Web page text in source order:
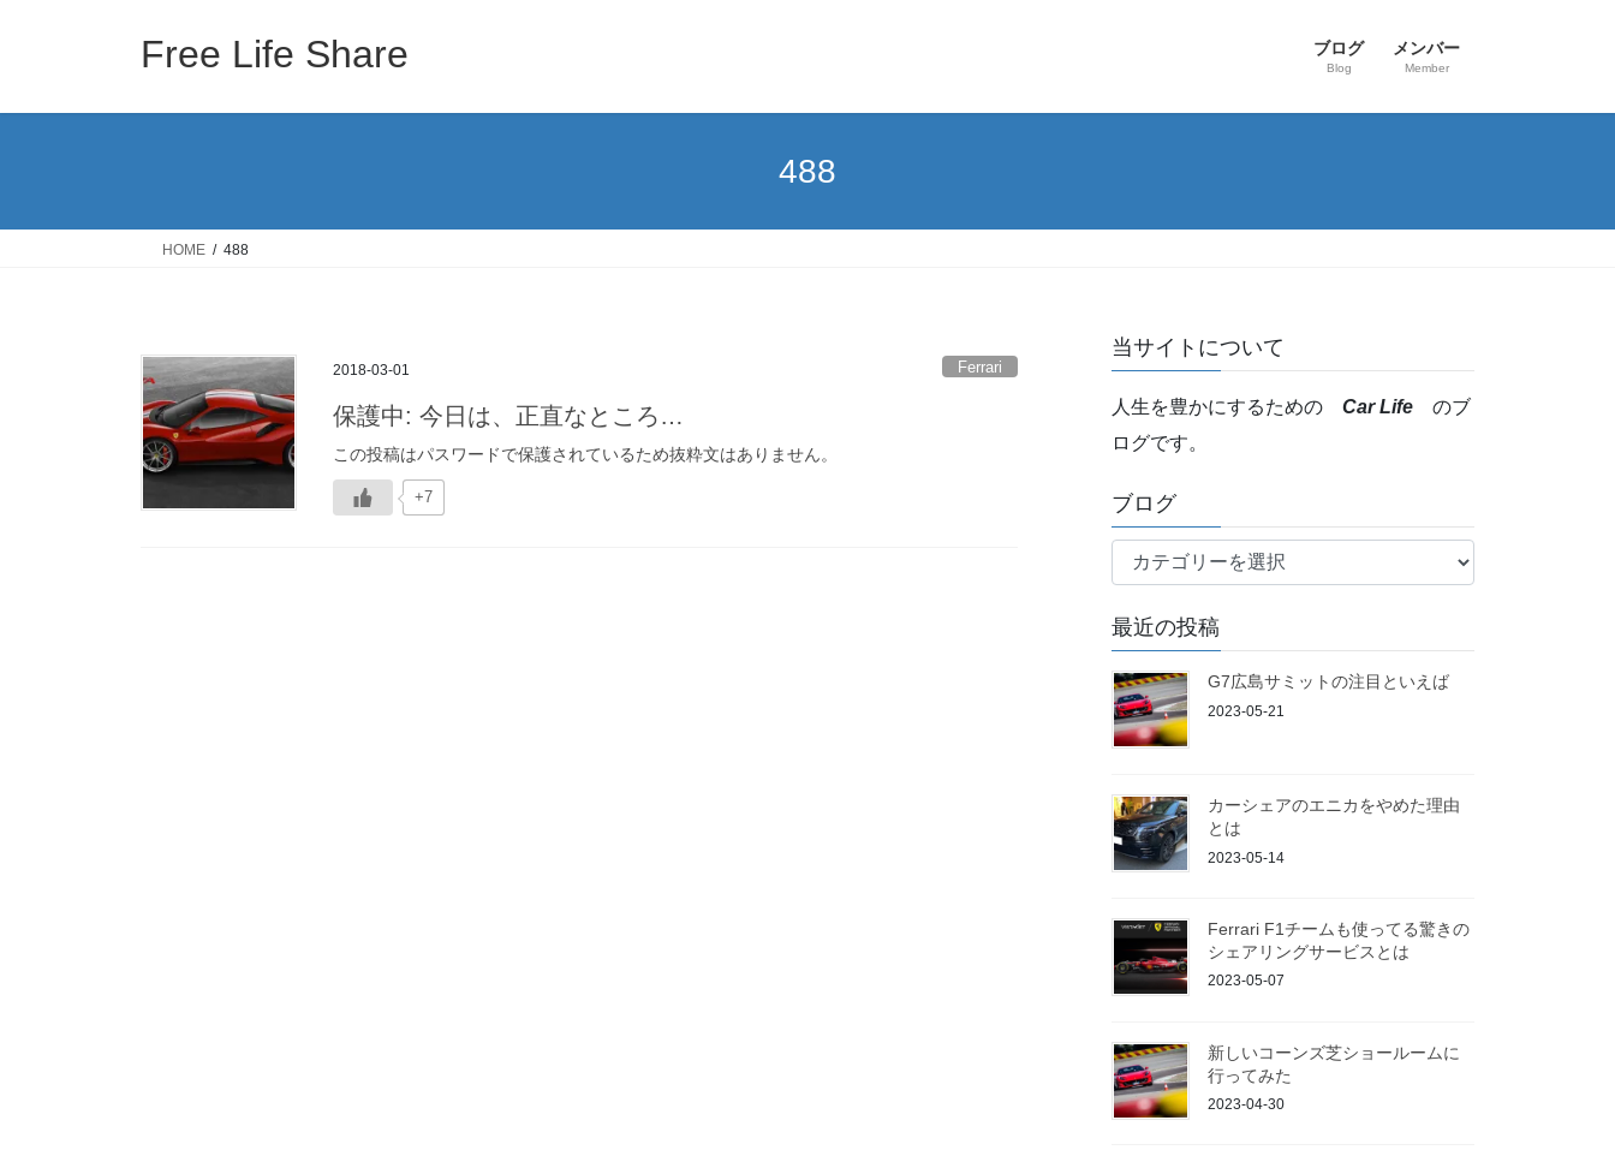
Free Life Share ブログ
Blog
メンバー
Member
488
HOME 488
2018-03-01 Ferrari
保護中: 今日は、正直なところ…
この投稿はパスワードで保護されているため抜粋文はありません。
+7
当サイトについて
人生を豊かにするためのCar Lifeのブ
ログです。
ブログ
ロ
最近の投稿
G7広島サミットの注目といえば
2023-05-21
カーシェアのエニカをやめた理由
とは
2023-05-14
Ferrari F1チームも使ってる驚きの
シェアリングサービスとは
2023-05-07
新しいコーンズ芝ショールームに
行ってみた
2023-04-30